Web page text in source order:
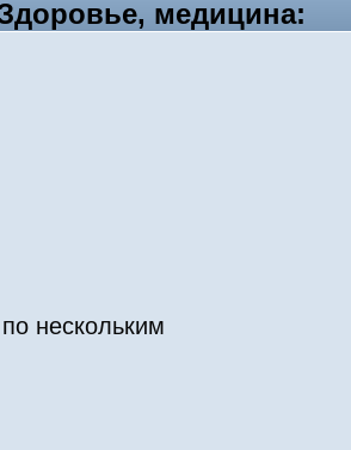
медицина:
нескольким